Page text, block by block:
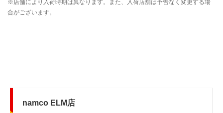
namco ELM店